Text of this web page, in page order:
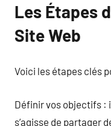
Les Étapes
Site Web
Voici les étapes clés
Définir vos objectifs :
s’agisse de partager